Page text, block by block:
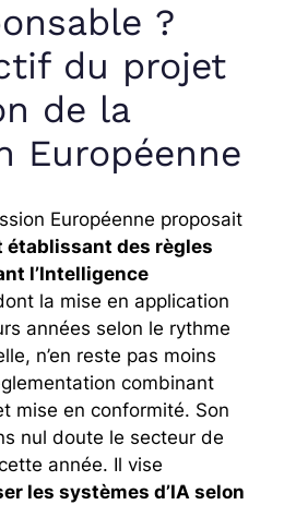
?
du projet
de la
Européenne
Européenne proposait
établissant des règles
l’Intelligence
la mise en application
années selon le rythme
n’en reste pas moins
combinant
mise en conformité. Son
nul doute le secteur de
année. Il vise
les systèmes d’IA selon